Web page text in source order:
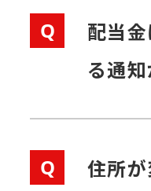
Q
配当
る通
Q
住所